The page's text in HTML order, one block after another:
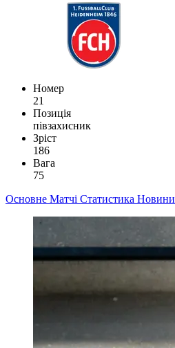
Номер
21
Позиція
півзахисник
Зріст
186
Вага
75
Основне Матчі Статистика Новини